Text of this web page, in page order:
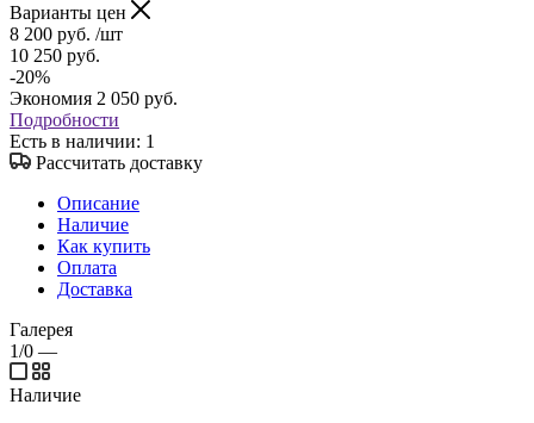
Варианты цен
8 200 руб. /шт
10 250 руб.
-20%
Экономия 2 050 руб.
Подробности
Есть в наличии: 1
Рассчитать доставку
Описание
Наличие
Как купить
Оплата
Доставка
Галерея
1/0 —
Наличие